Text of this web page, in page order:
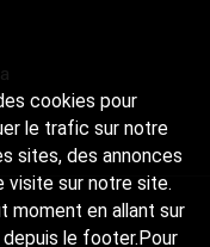
cookies pour
le trafic sur notre
sites, des annonces
visite sur notre site.
moment en allant sur
le footer.Pour